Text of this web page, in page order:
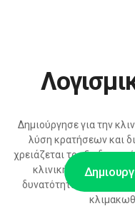
Δημιούργησε για την
λύση κρατήσεων και
χρειάζεται το
κλινικής με ευρείες
δυνατότητες